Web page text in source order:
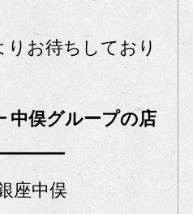
りお待ちしており
グループの店
座中俣